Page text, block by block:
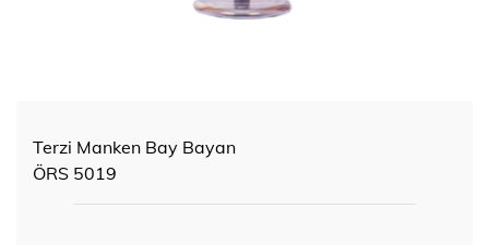
Terzi Manken Bay Bayan
ÖRS 5019